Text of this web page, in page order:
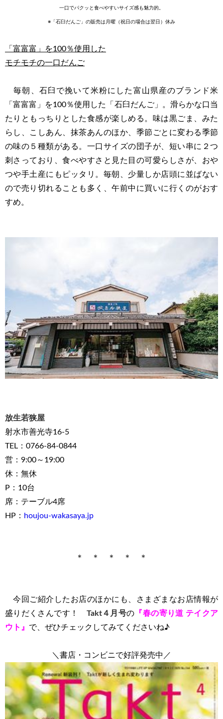
一口でパクッと食べやすいサイズ感も魅力的。
※「石臼だんご」の販売は月曜（祝日の場合は翌日）休み
「富富富」を100％使用した
モチモチの一口だんご
毎朝、石臼で挽いて米粉にした富山県産のブランド米
「富富富」を100％使用した「石臼だんご」。滑らかな口当
たりともっちりとした食感が楽しめる。味は黒ごま、みた
らし、こしあん、抹茶あんのほか、季節ごとに変わる季節
の味の５種類がある。一口サイズの団子が、短い串に２つ
刺さっており、食べやすさと見た目の可愛らしさが、おや
つや手土産にもピッタリ。毎朝、少量しか店頭に並ばない
ので売り切れることも多く、午前中に買いに行くのがおす
すめ。
放生若狭屋
射水市善光寺16-5
TEL：0766-84-0844
営：9:00～19:00
休：無休
P：10台
席：テーブル4席
HP： houjou-wakasaya.jp
＊ ＊ ＊ ＊ ＊
今回ご紹介したお店のほかにも、さまざまなお店情報が
盛りだくさんです！ Takt４ 月号の 『春の寄り道 テイクア
ウト』 で、ぜひチェックしてみてくださいね♪
＼書店・コンビニで好評発売中／